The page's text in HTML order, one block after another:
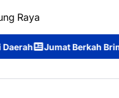
Raya
Brimob Kalteng, Personel